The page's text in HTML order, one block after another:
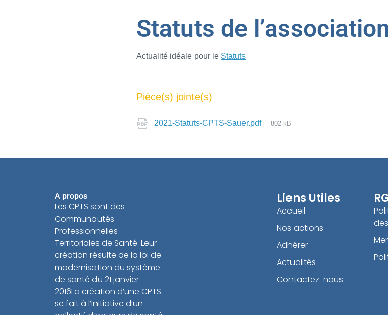
Statuts de
Actualité idéale pour le Statuts
Pièce(s) jointe(s)
2021-Statuts-CPTS-Sauer.pdf 802 kB
A propos
Les CPTS sont des
Communautés
Professionnelles
Territoriales de Santé. Leur
création résulte de la loi de
modernisation du système
de santé du 21 janvier
2016La création d’une CPTS
se fait à l’initiative d’un
Liens Utiles
Accueil
Nos actions
Adhérer
Actualités
Contactez-nous